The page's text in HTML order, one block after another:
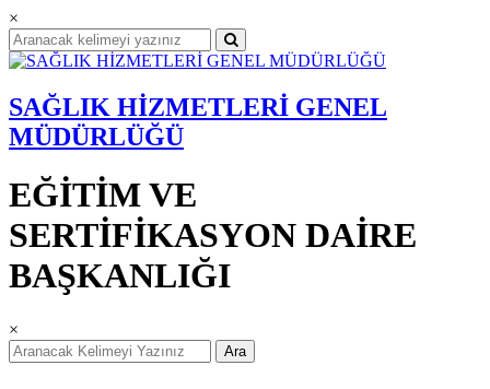
×
SAĞLIK HİZMETLERİ GENEL
MÜDÜRLÜĞÜ
EĞİTİM VE
SERTİFİKASYON DAİRE
BAŞKANLIĞI
×
Ara